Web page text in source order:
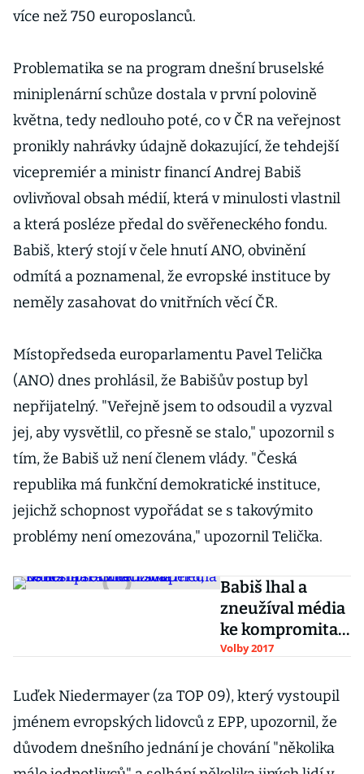
více než 750 europoslanců.
Problematika se na program dnešní bruselské
miniplenární schůze dostala v první polovině
května, tedy nedlouho poté, co v ČR na veřejnost
pronikly nahrávky údajně dokazující, že tehdejší
vicepremiér a ministr financí Andrej Babiš
ovlivňoval obsah médií, která v minulosti vlastnil
a která posléze předal do svěřeneckého fondu.
Babiš, který stojí v čele hnutí ANO, obvinění
odmítá a poznamenal, že evropské instituce by
neměly zasahovat do vnitřních věcí ČR.
Místopředseda europarlamentu Pavel Telička
(ANO) dnes prohlásil, že Babišův postup byl
nepřijatelný. "Veřejně jsem to odsoudil a vyzval
jej, aby vysvětlil, co přesně se stalo," upozornil s
tím, že Babiš už není členem vlády. "Česká
republika má funkční demokratické instituce,
jejichž schopnost vypořádat se s takovýmito
problémy není omezována," upozornil Telička.
Babiš lhal a
zneužíval média
ke kompromitaci
soupeřů,
Sněmovna
Volby 2017
Luďek Niedermayer (za TOP 09), který vystoupil
jménem evropských lidovců z EPP, upozornil, že
důvodem dnešního jednání je chování "několika